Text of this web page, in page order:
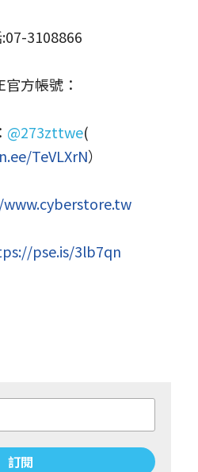
3108866
方帳號：
@273zttwe
TeVLXrN）
pse.is/3lb7qn
訂閱